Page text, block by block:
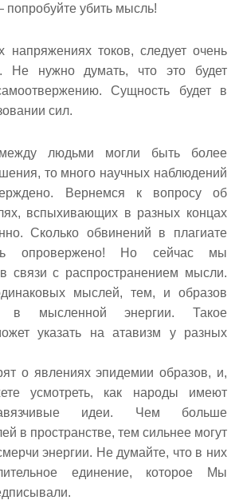
убить мысль!
напряжениях токов, следует очень
Не нужно думать, что это будет
Сущность будет в
сил.
людьми могли быть более
то много научных наблюдений
Вернемся к вопросу об
вспыхивающих в разных концах
Сколько обвинений в плагиате
опровержено! Но сейчас мы
связи с распространением мысли.
мыслей, тем, и образов
в мысленной энергии. Такое
указать на атавизм у разных
о явлениях эпидемии образов, и,
усмотреть, как народы имеют
идеи. Чем больше
в пространстве, тем сильнее могут
энергии. Не думайте, что в них
единение, которое Мы